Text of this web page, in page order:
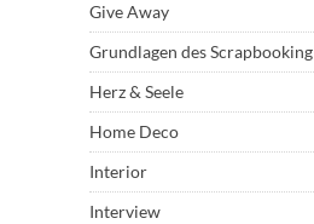
Give Away
Grundlagen des Scrapbooking
Herz & Seele
Home Deco
Interior
Interview